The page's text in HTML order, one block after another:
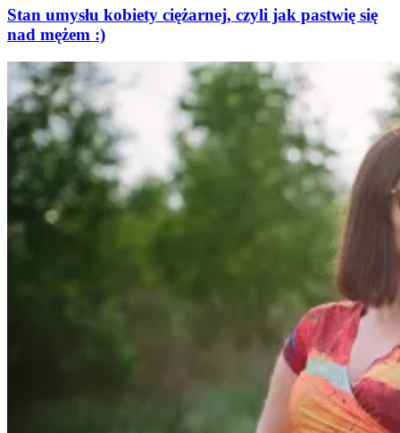
Stan umysłu kobiety ciężarnej, czyli jak pastwię się
nad mężem :)